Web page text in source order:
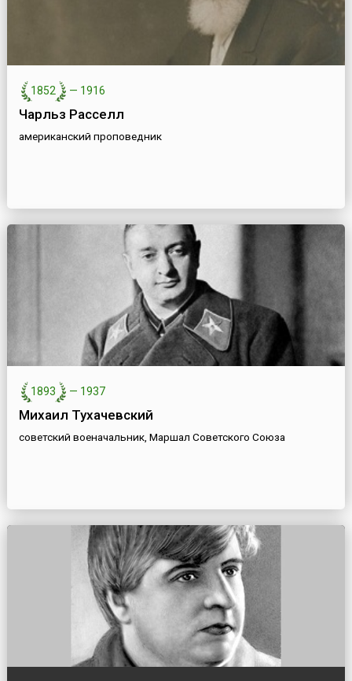
1852 — 1916
Чарльз Расселл
американский проповедник
1893 — 1937
Михаил Тухачевский
советский военачальник, Маршал Советского Союза